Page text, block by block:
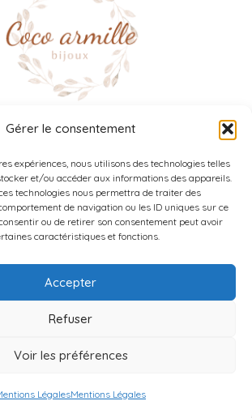
Gérer le consentement
expériences, nous utilisons des technologies telles
et/ou accéder aux informations des appareils.
technologies nous permettra de traiter des
de navigation ou les ID uniques sur ce
ou de retirer son consentement peut avoir
caractéristiques et fonctions.
Accepter
Refuser
Voir les préférences
LégalesMentions Légales
Charles de Gaulle,
les Reims
–Mentions Légales– by